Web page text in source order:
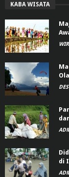
KABA WISATA
di